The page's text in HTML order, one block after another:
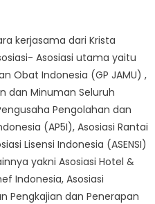
kerjasama dari Krista
Asosiasi utama yaitu
Obat Indonesia (GP JAMU) ,
dan Minuman Seluruh
Pengolahan dan
(AP5I), Asosiasi Rantai
Lisensi Indonesia (ASENSI)
yakni Asosiasi Hotel &
Indonesia, Asosiasi
Pengkajian dan Penerapan